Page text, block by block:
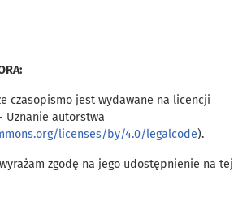
czasopismo jest wydawane na licencji
Uznanie autorstwa
licenses/by/4.0/legalcode).
zgodę na jego udostępnienie na tej